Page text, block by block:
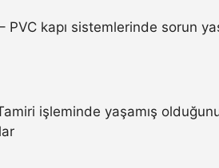
kapı sistemlerinde sorun
işleminde yaşamış